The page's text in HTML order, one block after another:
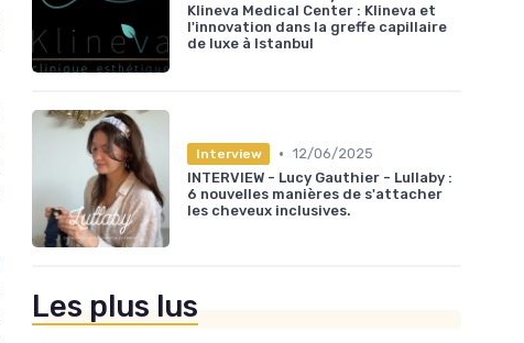
Klineva Medical Center : Klineva et
l'innovation dans la greffe capillaire
de luxe à Istanbul
Interview • 12/06/2025
INTERVIEW - Lucy Gauthier - Lullaby :
6 nouvelles manières de s'attacher
les cheveux inclusives.
Les plus lus